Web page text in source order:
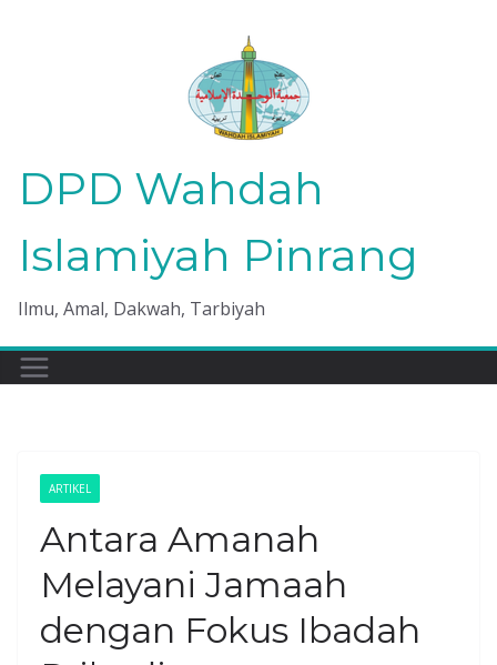
DPD Wahdah
Islamiyah Pinrang
Ilmu, Amal, Dakwah, Tarbiyah
ARTIKEL
Antara Amanah
Melayani Jamaah
dengan Fokus Ibadah